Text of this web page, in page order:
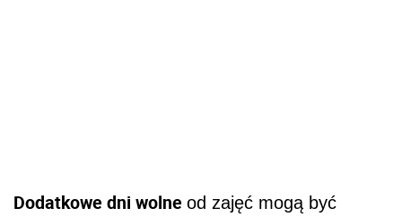
Dodatkowe dni wolne od zajęć mogą być